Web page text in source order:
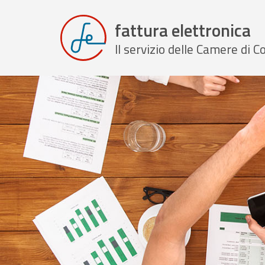
fattura elettronica
Il servizio delle Camere di